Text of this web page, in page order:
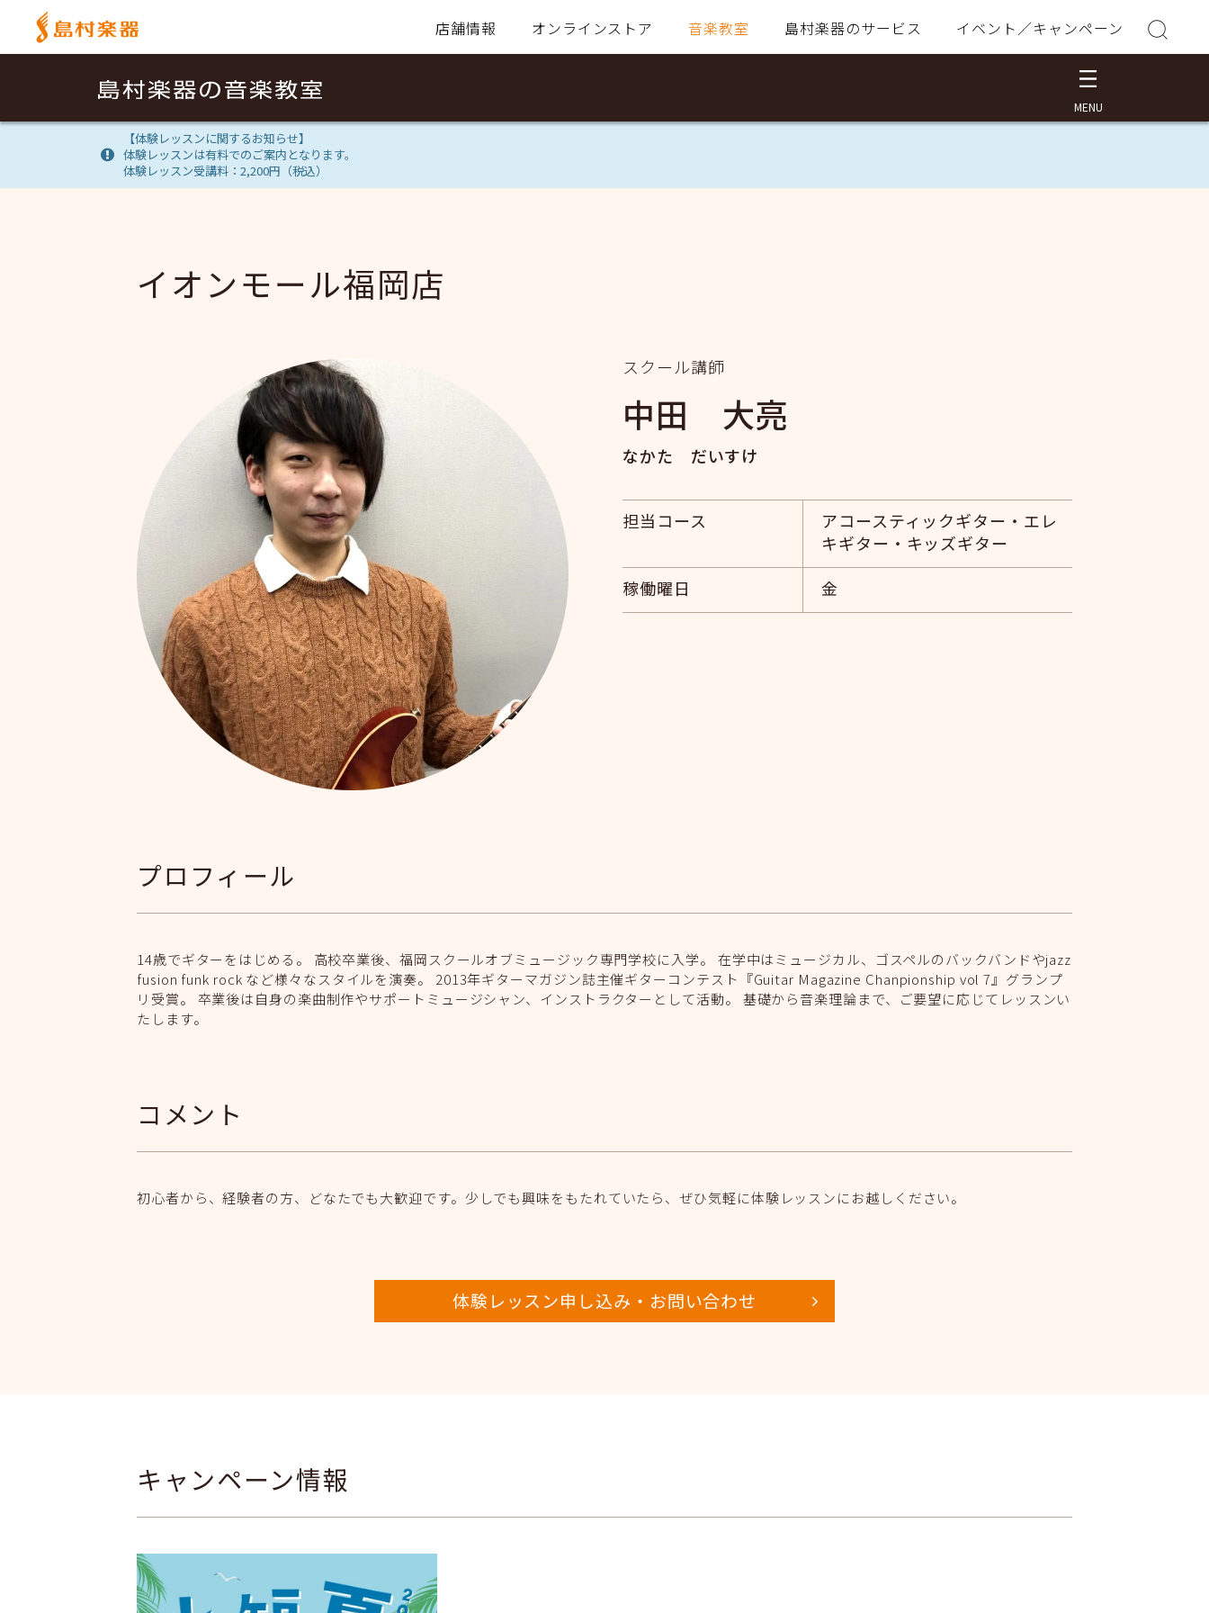
店舗情報 オンラインストア 音楽教室 島村楽器のサービス イベント／キャンペーン
【体験レッスンに関するお知らせ】
体験レッスンは有料でのご案内となります。
体験レッスン受講料：2,200円（税込）
イオンモール福岡店
スクール講師
中田 大亮
なかた だいすけ
担当コース
アコースティックギター・エレ
キギター・キッズギター
稼働曜日
金
プロフィール
14歳でギターをはじめる。 高校卒業後、福岡スクールオブミュージック専門学校に入学。 在学中はミュージカル、ゴスペルのバックバンドやjazz
fusion funk rock など様々なスタイルを演奏。 2013年ギターマガジン誌主催ギターコンテスト『Guitar Magazine Chanpionship vol 7』グランプ
リ受賞。 卒業後は自身の楽曲制作やサポートミュージシャン、インストラクターとして活動。 基礎から音楽理論まで、ご要望に応じてレッスンい
たします。
コメント
初心者から、経験者の方、どなたでも大歓迎です。少しでも興味をもたれていたら、ぜひ気軽に体験レッスンにお越しください。
体験レッスン申し込み・お問い合わせ
キャンペーン情報